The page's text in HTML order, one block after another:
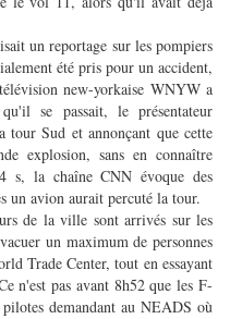
un reportage sur les pompiers
été pris pour un accident,
new-yorkaise WNYW a
se passait, le présentateur
Sud et annonçant que cette
explosion, sans en connaître
s, la chaîne CNN évoque des
un avion aurait percuté la tour.
de la ville sont arrivés sur les
un maximum de personnes
Trade Center, tout en essayant
n'est pas avant 8h52 que les F-
demandant au NEADS où